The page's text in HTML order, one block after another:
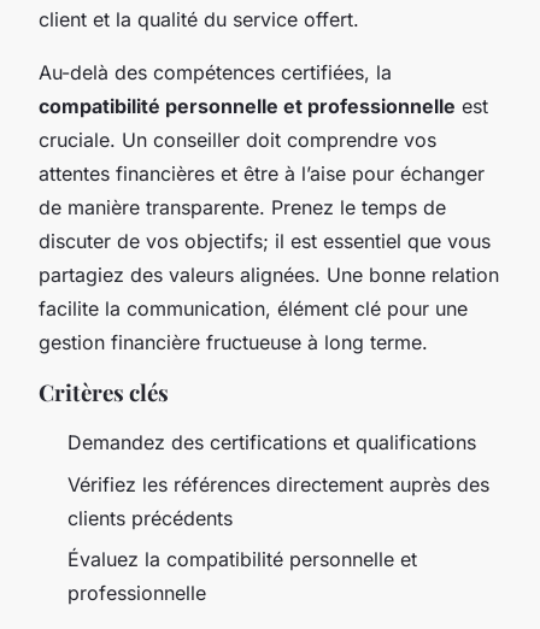
client et la qualité du service offert.
Au-delà des compétences certifiées, la
compatibilité personnelle et professionnelle est
cruciale. Un conseiller doit comprendre vos
attentes financières et être à l’aise pour échanger
de manière transparente. Prenez le temps de
discuter de vos objectifs; il est essentiel que vous
partagiez des valeurs alignées. Une bonne relation
facilite la communication, élément clé pour une
gestion financière fructueuse à long terme.
Critères clés
Demandez des certifications et qualifications
Vérifiez les références directement auprès des
clients précédents
Évaluez la compatibilité personnelle et
professionnelle